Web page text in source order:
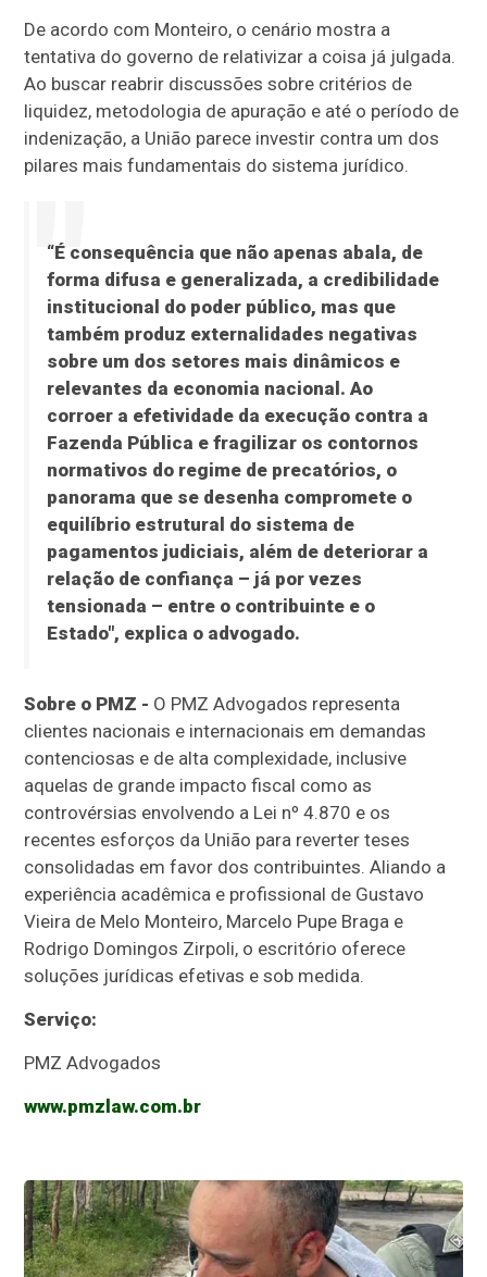
De acordo com Monteiro, o cenário mostra a
tentativa do governo de relativizar a coisa já julgada.
Ao buscar reabrir discussões sobre critérios de
liquidez, metodologia de apuração e até o período de
indenização, a União parece investir contra um dos
pilares mais fundamentais do sistema jurídico.
“É consequência que não apenas abala, de
forma difusa e generalizada, a credibilidade
institucional do poder público, mas que
também produz externalidades negativas
sobre um dos setores mais dinâmicos e
relevantes da economia nacional. Ao
corroer a efetividade da execução contra a
Fazenda Pública e fragilizar os contornos
normativos do regime de precatórios, o
panorama que se desenha compromete o
equilíbrio estrutural do sistema de
pagamentos judiciais, além de deteriorar a
relação de confiança – já por vezes
tensionada – entre o contribuinte e o
Estado", explica o advogado.
Sobre o PMZ - O PMZ Advogados representa
clientes nacionais e internacionais em demandas
contenciosas e de alta complexidade, inclusive
aquelas de grande impacto fiscal como as
controvérsias envolvendo a Lei nº 4.870 e os
recentes esforços da União para reverter teses
consolidadas em favor dos contribuintes. Aliando a
experiência acadêmica e profissional de Gustavo
Vieira de Melo Monteiro, Marcelo Pupe Braga e
Rodrigo Domingos Zirpoli, o escritório oferece
soluções jurídicas efetivas e sob medida.
Serviço:
PMZ Advogados
www.pmzlaw.com.br